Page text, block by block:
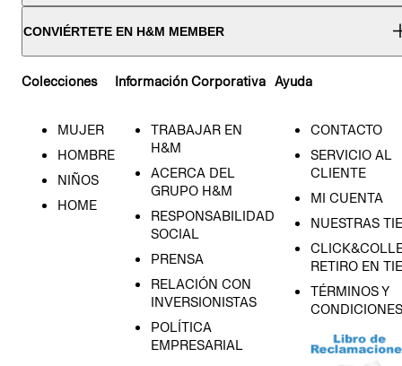
CONVIÉRTETE EN H&M MEMBER
Colecciones
MUJER
HOMBRE
NIÑOS
HOME
Información Corporativa
TRABAJAR EN
H&M
ACERCA DEL
GRUPO H&M
RESPONSABILIDAD
SOCIAL
PRENSA
RELACIÓN CON
INVERSIONISTAS
POLÍTICA
EMPRESARIAL
Ayuda
CONTACTO
SERVICIO AL
CLIENTE
MI CUENTA
NUESTRAS
RETIRO EN
TÉRMINOS Y
CONDICIONES